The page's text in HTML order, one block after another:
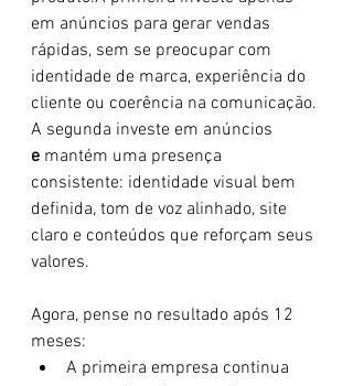
em anúncios para gerar vendas
rápidas, sem se preocupar com
identidade de marca, experiência do
cliente ou coerência na comunicação.
A segunda investe em anúncios
e mantém uma presença
consistente: identidade visual bem
definida, tom de voz alinhado, site
claro e conteúdos que reforçam seus
valores.
Agora, pense no resultado após 12
meses:
A primeira empresa continua